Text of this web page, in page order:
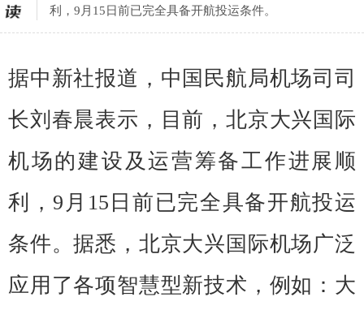
利，9月15日前已完全具备开航投运条件。
据中新社报道，中国民航局机场司司
长刘春晨表示，目前，北京大兴国际
机场的建设及运营筹备工作进展顺
利，9月15日前已完全具备开航投运
条件。据悉，北京大兴国际机场广泛
应用了各项智慧型新技术，例如：大